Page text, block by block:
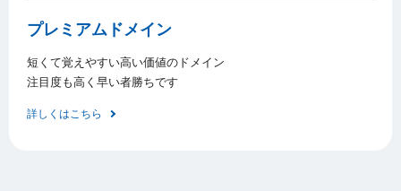
プレミアムドメイン
短くて覚えやすい高い価値のドメイン
注目度も高く早い者勝ちです
詳しくはこちら